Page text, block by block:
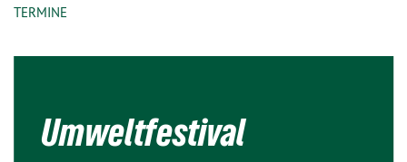
TERMINE
Umweltfestival